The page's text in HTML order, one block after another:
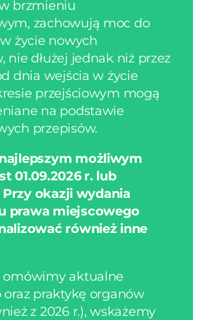
brzmieniu
zachowują moc do
życie nowych
nie dłużej jednak niż przez
dnia wejścia w życie
przejściowym mogą
na podstawie
przepisów.
możliwym
01.09.2026 r. lub
Przy okazji wydania
prawa miejscowego
również inne
omówimy aktualne
oraz praktykę organów
z 2026 r.), wskażemy